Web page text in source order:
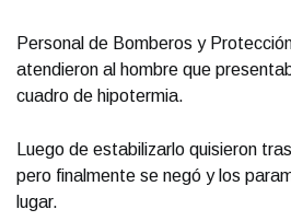
Personal de Bomberos y
atendieron al hombre que
cuadro de hipotermia.
Luego de estabilizarlo quisieron
pero finalmente se negó y los
lugar.